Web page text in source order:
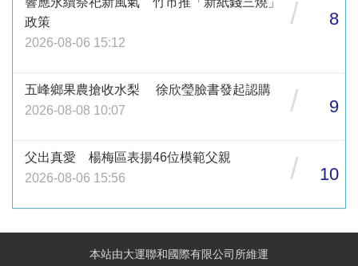
政策
2026-08-06 15:12
/ 8
五峰鄉果農搶收水梨 徐欣瑩臉書發起認購
2026-08-08 10:07
/ 9
父出真愛 楊梅區表揚46位模範父親
2026-08-06 15:56
/ 10
本站由大運聯和國際有限公司所維運